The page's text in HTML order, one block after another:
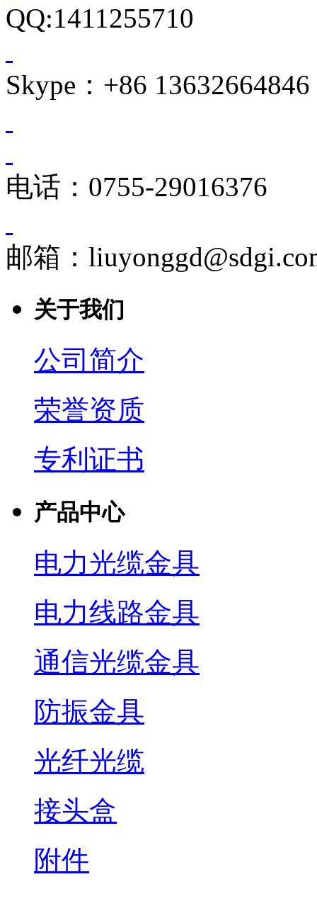
QQ:1411255710
Skype：+86 13632664846
电话：0755-29016376
邮箱：
关于我们
公司简介
荣誉资质
专利证书
产品中心
电力光缆金具
电力线路金具
通信光缆金具
防振金具
光纤光缆
接头盒
附件